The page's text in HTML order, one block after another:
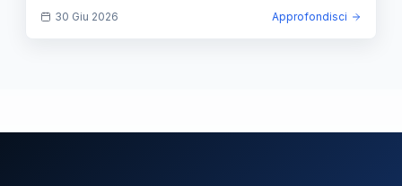
incarichi di supplenza.
30 Giu 2026 Approfondisci